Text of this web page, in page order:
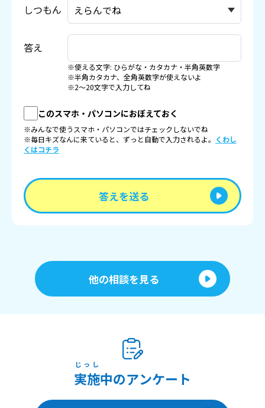
しつもん
答え
※使える文字: ひらがな・カタカナ・半角英数字
※半角カタカナ、全角英数字が使えないよ
※2〜20文字で入力してね
このスマホ・パソコンにおぼえておく
※みんなで使うスマホ・パソコンではチェックしないでね
※毎日キズなんに来ていると、ずっと自動で入力されるよ。 くわし
くはコチラ
答えを送る
他の相談を見る
実施
じっし
中のアンケート